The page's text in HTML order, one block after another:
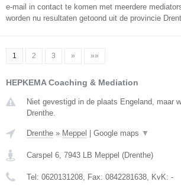
e-mail in contact te komen met meerdere
worden nu resultaten getoond uit de provincie
1 2 3 » »»
HEPKEMA Coaching & Mediation
Niet gevestigd in de plaats Engeland, maar
Drenthe.
Drenthe » Meppel Google maps ▼
Carspel 6, 7943 LB Meppel (Drenthe)
Tel: 0620131208, Fax: 0842281638, KvK: -